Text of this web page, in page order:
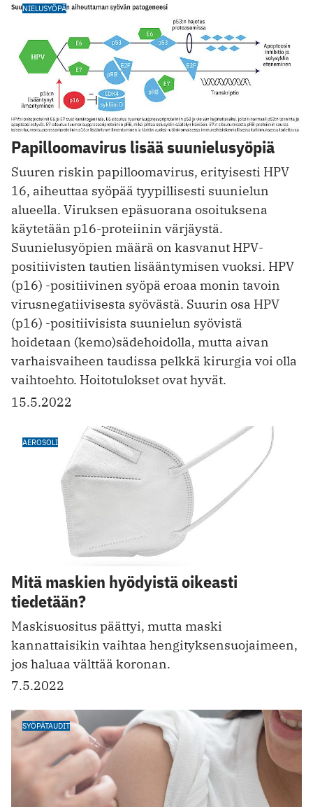
NIELUSYÖPÄ
Papilloomavirus lisää suunielusyöpiä
Suuren riskin papilloomavirus, erityisesti HPV
16, aiheuttaa syöpää ­tyypillisesti suunielun
alueella. Viruksen epäsuorana osoituksena
käytetään p16-proteiinin värjäystä.
Suunielusyöpien määrä on kasvanut HPV-
positiivisten tautien lisääntymisen vuoksi. HPV
(p16) -positiivinen syöpä eroaa monin tavoin
virusnegatiivisesta syövästä. Suurin osa HPV
(p16) -positiivisista suunielun syövistä
hoidetaan (kemo)sädehoidolla, mutta aivan
varhaisvaiheen taudissa pelkkä kirurgia voi olla
vaihtoehto. Hoitotulokset ovat hyvät.
15.5.2022
AEROSOLI
Mitä maskien hyödyistä oikeasti
tiedetään?
Maskisuositus päättyi, mutta maski
kannattaisikin vaihtaa hengityksensuojaimeen,
jos haluaa välttää koronan.
7.5.2022
SYÖPÄTAUDIT